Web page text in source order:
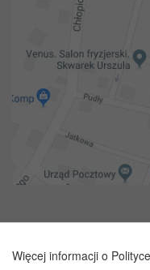
Więcej informacji o